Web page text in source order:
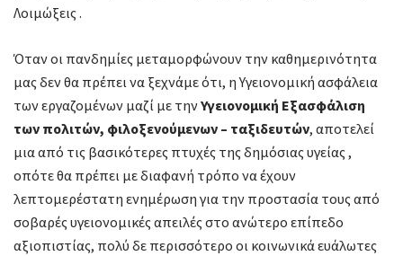
Λοιμώξεις .
Όταν οι πανδημίες μεταμορφώνουν την καθημερινότητα
μας δεν θα πρέπει να ξεχνάμε ότι, η Υγειονομική ασφάλεια
των εργαζομένων μαζί με τηνΥγειονομική Εξασφάλιση
των πολιτών, φιλοξενούμενων – ταξιδευτών, αποτελεί
μια από τις βασικότερες πτυχές της δημόσιας υγείας ,
οπότε θα πρέπει µε διαφανή τρόπο να έχουν
λεπτομερέστατη ενημέρωση για την προστασία τους από
σοβαρές υγειονομικές απειλές στο ανώτερο επίπεδο
αξιοπιστίας, πολύ δε περισσότερο οι κοινωνικά ευάλωτες